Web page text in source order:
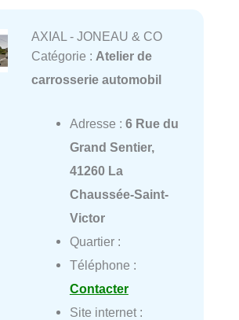
AXIAL - JONEAU & CO
Catégorie : Atelier de
carrosserie automobil
Adresse : 6 Rue du
Grand Sentier,
41260 La
Chaussée-Saint-
Victor
Quartier :
Téléphone :
Contacter
Site internet :